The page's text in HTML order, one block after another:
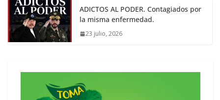
ADICTOS AL PODER. Contagiados por
la misma enfermedad.
23 julio, 2026